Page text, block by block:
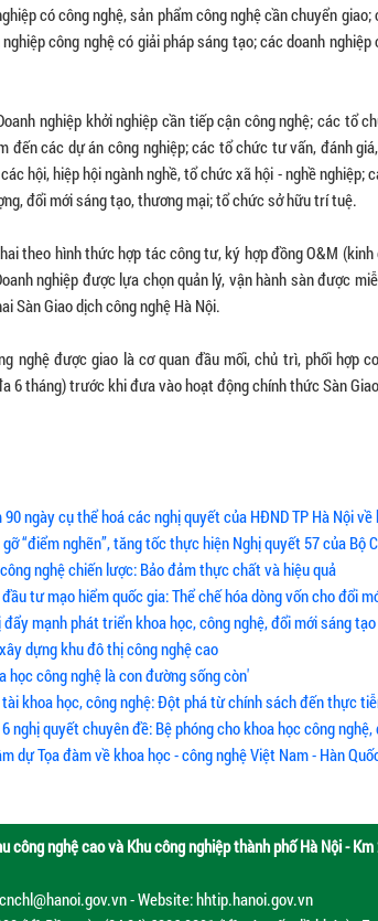
có công nghệ, sản phẩm công nghệ cần chuyển
công nghệ có giải pháp sáng tạo; các doanh
nghiệp khởi nghiệp cần tiếp cận công nghệ; các tổ
đến các dự án công nghiệp; các tổ chức tư vấn, đánh
hội, hiệp hội ngành nghề, tổ chức xã hội - nghề nghiệp;
đổi mới sáng tạo, thương mại; tổ chức sở hữu trí tuệ.
theo hình thức hợp tác công tư, ký hợp đồng O&M
nghiệp được lựa chọn quản lý, vận hành sàn được
Sàn Giao dịch công nghệ Hà Nội.
nghệ được giao là cơ quan đầu mối, chủ trì, phối hợp
6 tháng) trước khi đưa vào hoạt động chính thức Sàn
ngày cụ thể hoá các nghị quyết của HĐND TP Hà Nội
“điểm nghẽn”, tăng tốc thực hiện Nghị quyết 57 của Bộ
nghệ chiến lược: Bảo đảm thực chất và hiệu quả
tư mạo hiểm quốc gia: Thể chế hóa dòng vốn cho đổi
đẩy mạnh phát triển khoa học, công nghệ, đổi mới sáng
dựng khu đô thị công nghệ cao
học công nghệ là con đường sống còn'
tài khoa học, công nghệ: Đột phá từ chính sách đến thực
nghị quyết chuyên đề: Bệ phóng cho khoa học công
dự Tọa đàm về khoa học - công nghệ Việt Nam - Hàn
công nghệ cao và Khu công nghiệp thành phố Hà Nội -
- Website: hhtip.hanoi.gov.vn